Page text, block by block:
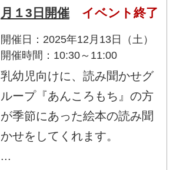
月１3日開催
イベント終了
開催日：2025年12月13日（土）
開催時間：10:30～11:00
乳幼児向けに、読み聞かせグ
ループ『あんころもち』の方
が季節にあった絵本の読み聞
かせをしてくれます。
...